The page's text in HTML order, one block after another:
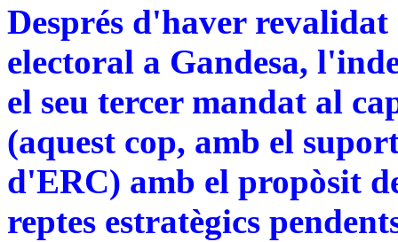
Després d'haver
electoral a Gandesa,
el seu tercer mandat al
(aquest cop, amb el
d'ERC) amb el propòsit
reptes estratègics